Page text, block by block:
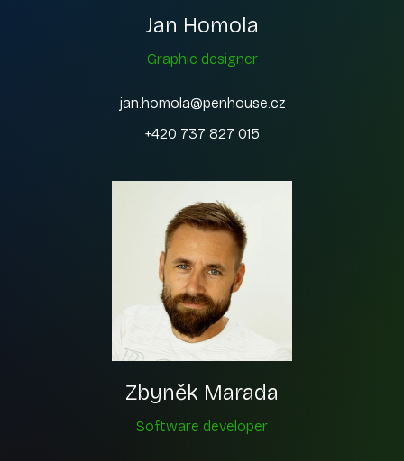
Jan Homola
Graphic designer
jan.homola@penhouse.cz
+420 737 827 015
Zbyněk Marada
Software developer